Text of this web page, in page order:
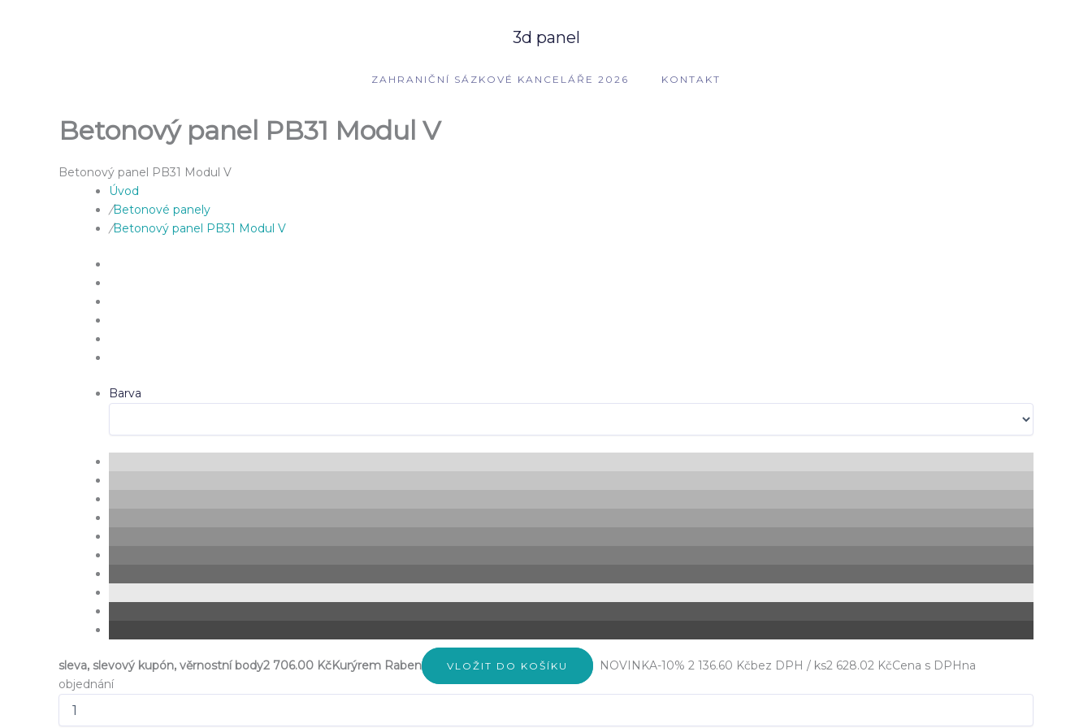
3d panel
ZAHRANIČNÍ SÁZKOVÉ KANCELÁŘE 2026 KONTAKT
Betonový panel PB31 Modul V
Betonový panel PB31 Modul V
Úvod
/Betonové panely
/Betonový panel PB31 Modul V
Barva
sleva, slevový kupón, věrnostní body2 706.00 KčKurýrem Raben VLOŽIT DO KOŠÍKU NOVINKA-10% 2 136.60 Kčbez DPH / ks2 628.02 KčCena s DPHna
objednání